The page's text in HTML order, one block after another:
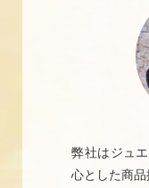
弊社はジュ
心とした商品